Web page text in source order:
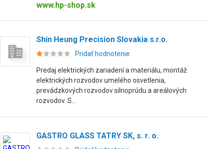
www.hp-shop.sk
Shin Heung Precision Slovakia s.r.o.
Pridať hodnotenie
Predaj elektrických zariadení a materiálu, montáž
elektrických rozvodov umelého osvetlenia,
prevádzkových rozvodov silnoprúdu a areálových
rozvodov. S...
GASTRO GLASS TATRY SK, s. r. o.